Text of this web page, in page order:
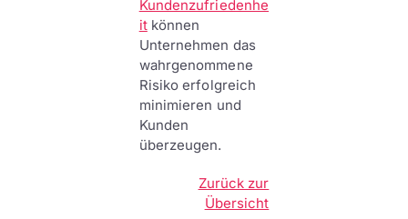
Kundenzufriedenhe
itkönnen
Unternehmen das
wahrgenommene
Risiko erfolgreich
minimieren und
Kunden
überzeugen.
Zurück zur
Übersicht